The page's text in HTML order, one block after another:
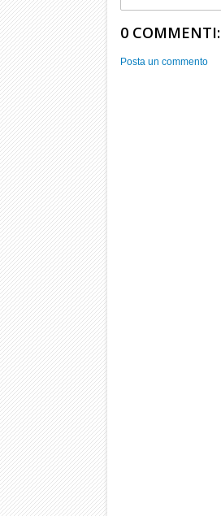
0 COMMENTI:
Posta un commento